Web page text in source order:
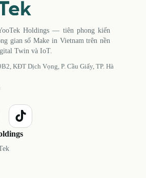
Holdings — tiên phong kiến
gian số Make in Vietnam trên nền
Twin và IoT.
KĐT Dịch Vọng, P. Cầu Giấy, TP. Hà